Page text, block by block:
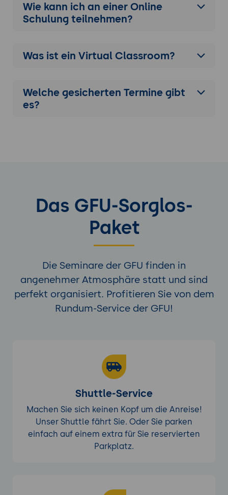
Wie kann ich an einer Online
Schulung teilnehmen?
Was ist ein Virtual Classroom?
Welche gesicherten Termine gibt
es?
Das GFU-Sorglos-
Paket
Die Seminare der GFU finden in
angenehmer Atmosphäre statt und sind
perfekt organisiert. Profitieren Sie von dem
Rundum-Service der GFU!
Shuttle-Service
Machen Sie sich keinen Kopf um die Anreise!
Unser Shuttle fährt Sie. Oder Sie parken
einfach auf einem extra für Sie reservierten
Parkplatz.